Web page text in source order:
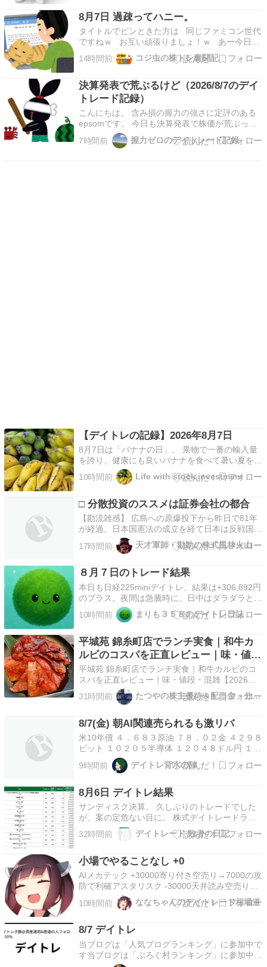
思いますし、ここで無理をしてはいけないだろう
と考えました。基…
8月7日 過疎ってハニー。
タイトルでピンときた方は 同じファミコン世代
ですねｗ お互い頑張りましょ！ｗ あー今日も
やる事無い。 決算でＳ安級の エムスリー、テ
クセンド、フジフィルム これらがどういう動き
微妙でしたね～。 スタート…
14時間前 コジ虫の株トレ奮闘記
決算発表で荒ぶるけど（2026/8/7のデイ
トレード記録）
こんにちは。 含み損の握力の強さに定評のある
epsomです。 今日も決算発表で株価が荒ぶって
おりました。 それでは今日のデイトレードを振
り返っていきましょう。 ブログランキングに参
7時間前 握力ゼロのデイトレード記録
【デイトレの記録】2026年8月7日
8月7日は「バナナの日」。 果物で一番の輸入量
を誇り、健康にも良いバナナを食べて暑い夏を元
気に乗り切ってもらいたいと、日本バナナ輸入組
合が制定した日。 本日のトレード 前場 あまりや
with stock in…
10時間前 Life with stock investment
□ 分散投資のススメは証券会社の都合
【勘流雑感】 広島への原爆投下から昨日で81年
が経過。日本国憲法の成立を経て日本は反戦国家
となったが、戦争機運を煽った朝日新聞、毎日新
聞、東京新聞の体質に変わりはない。彼らにとっ
洗脳・扇動対象に過ぎぬ。メディアという第4の
権力が今の勢力…
17時間前 天才軍師・勘助の株式風林火山
８月７日のトレード結果
本日も日経225miniデイトレ、結果は+306,892円
のプラス。夜間は急騰時に、日中はダラダラとし
た上昇トレンドで、全体的に利を積みやすい相場
だった。 エントリタイミングを間違ったトレー
たことで助かる場面も多くなったように思う。
…
10時間前 まりも３５８のデイトレ日誌
平城苑 錦糸町店でランチ実食｜和牛カ
ルビのコスパを正直レビュー｜味・値
段・混雑【2026年】
平城苑 錦糸町店でランチ実食｜和牛カルビのコ
スパを正直レビュー｜味・値段・混雑【2026
年】 平城苑 錦糸町店 ランチメニュー紹介 和牛
カルビ・ハラミセット（肉増し）2980円 彩り満
御膳 3280円 注文： １．和牛カルビ・ハ…
31時間前 たつやの株主優待＆配当金・分配金で まったりライフ！
8/7(金) 朝AI関連売られるも激リバ
米10年債 ４．６８３原油 ７８．０２金 ４２９８
ビット １０２０５半導体 １２０４８ドル円 １５
８．４ダウ －４６４ ナス －１５日経はGU上昇
(+300)~10:30急落(-1030)~引け上昇の-76、
ほぼ横横、…
9時間前 デイトレ背水の陣
8月6日 デイトレ結果
サンディスク決算。 久しぶりのトレードでした
が、案の定危ない目に。 株式デイトレードラン
キング ランキング参加してます！1クリックご協
力ください！ 米サンディスク決算は来期予
ア朝の気配は52000円とかでしたが徐…
32時間前 デイトレード 敗者の日記
小場でやることなし +0
AIメカテック +30000寄り付き空売り→7000の攻
防で利確アスタリスク -30000天井読み空売り→
担がれて損切今日は寄り前から小場っぽい雰囲気
で無理しなかったフジクラの動きはすごかった、
10時間前 ななちゃんのデイトレード相場道
8/7 デイトレ
当ブログは「人気ブログランキング」に参加中で
す当ブログは「ぶろぐ村ランキング」に参加中で